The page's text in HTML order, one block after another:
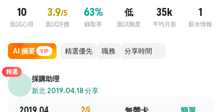
10
面試心得
3.9/5
面試評價
63%
錄取率
低
面試難度
35k
平均月薪
1
薪水情報
AI 摘要 VIP 職務
精選
採購助理
新北·2019.04.18 分享
/5